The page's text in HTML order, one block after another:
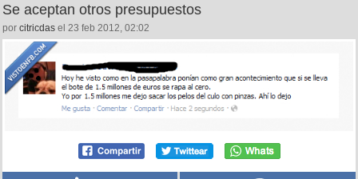
Se aceptan otros presupuestos
por citricdas el 23 feb 2012, 02:02